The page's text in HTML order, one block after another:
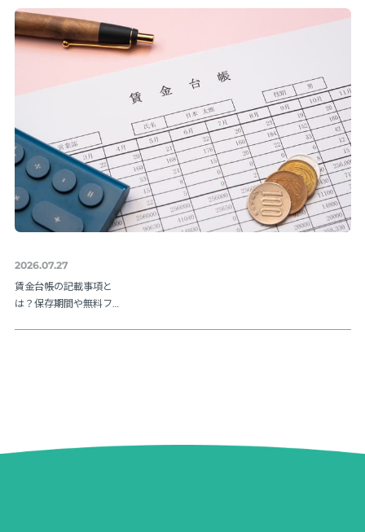
版】
2026.07.27
賃金台帳の記載事項と
は？保存期間や無料フ